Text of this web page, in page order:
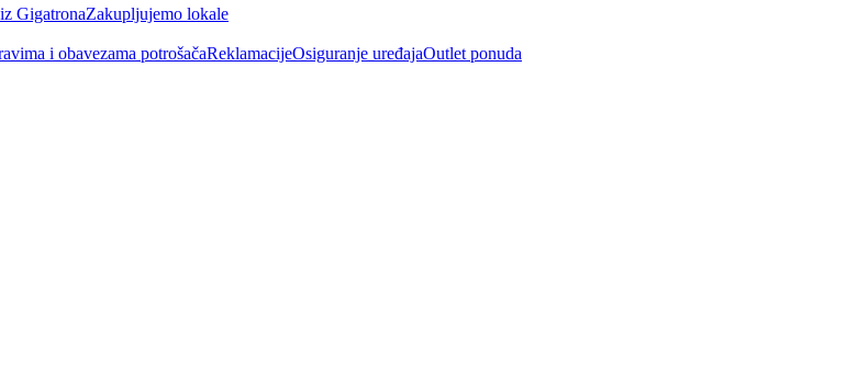
GigatronaZakupljujemo lokale
i obavezama potrošačaReklamacijeOsiguranje uređajaOutlet ponuda